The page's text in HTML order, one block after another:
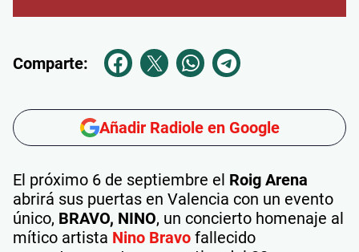
Comparte:
Añadir Radiole en Google
El próximo 6 de septiembre el Roig Arena
abrirá sus puertas en Valencia con un evento
único, BRAVO, NINO, un concierto homenaje al
mítico artista Nino Bravo fallecido